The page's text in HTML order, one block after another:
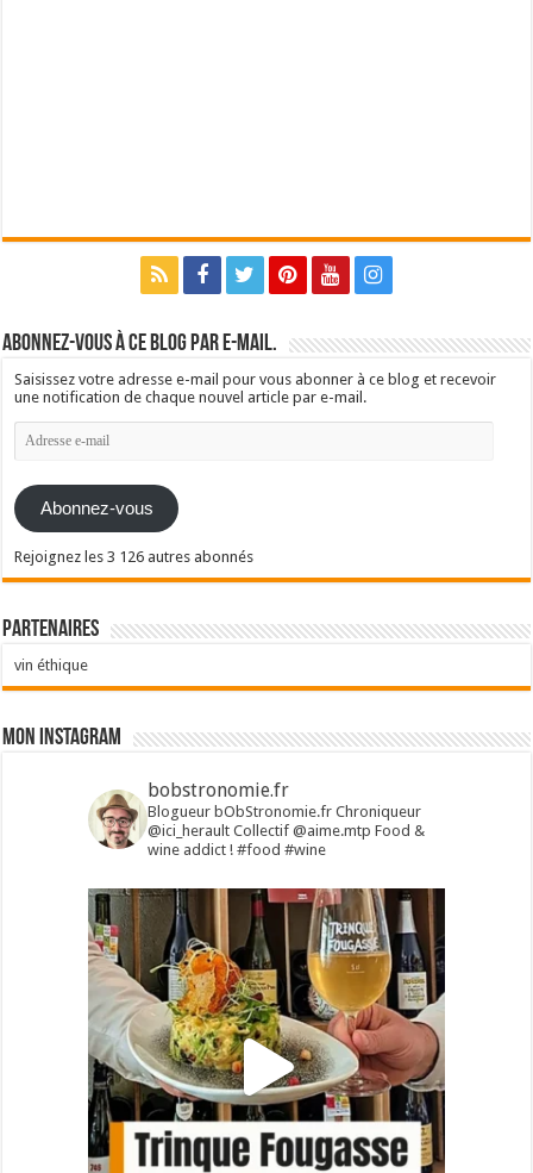
Abonnez-vous à ce blog par e-mail.
Saisissez votre adresse e-mail pour vous abonner à ce blog et recevoir
une notification de chaque nouvel article par e-mail.
Adresse
e-
Abonnez-vous
Rejoignez les 3 126 autres abonnés
Partenaires
vin éthique
Mon Instagram
bobstronomie.fr
Blogueur bObStronomie.fr Chroniqueur
@ici_heraultCollectif @aime.mtp Food &
wine addict !#food #wine